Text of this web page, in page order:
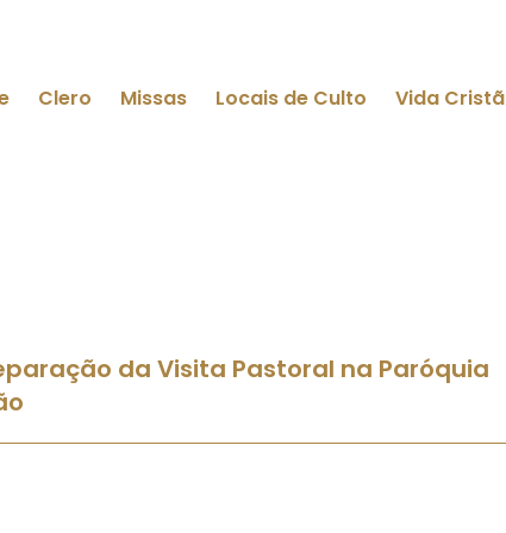
Clero Missas Locais de Culto Vida Cristã
da Visita Pastoral na Paróquia